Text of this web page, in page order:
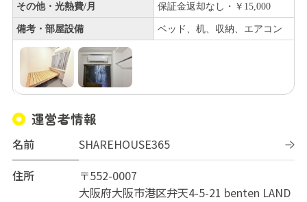
その他・光熱費/月 保証金返却なし・￥15,000
備考・部屋設備 ベッド、机、収納、エアコン
運営者情報
名前
SHAREHOUSE365
住所
〒552-0007
大阪府大阪市港区弁天4-5-21 benten LAND